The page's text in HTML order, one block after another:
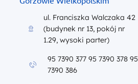
ul. Franciszka Walczaka 42
(budynek nr 13, pokój nr
1.29, wysoki parter)
95 7390 377 95 7390 378 95
7390 386